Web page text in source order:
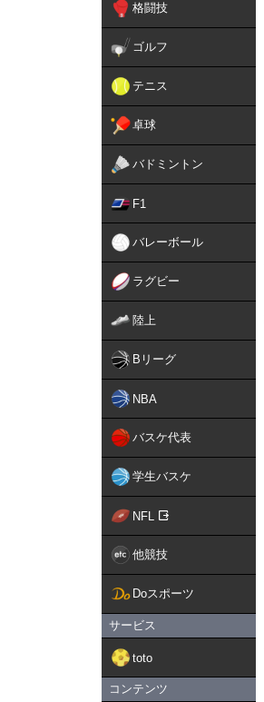
格闘技
ゴルフ
テニス
卓球
バドミントン
F1
バレーボール
ラグビー
陸上
Bリーグ
NBA
バスケ代表
学生バスケ
NFL
他競技
Doスポーツ
サービス
toto
コンテンツ